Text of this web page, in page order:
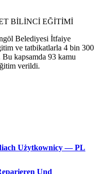
BİLİNCİ EĞİTİMİ
Belediyesi İtfaiye
ve tatbikatlarla 4 bin 300
Bu kapsamda 93 kamu
verildi.
Użytkownicy — PL
Und